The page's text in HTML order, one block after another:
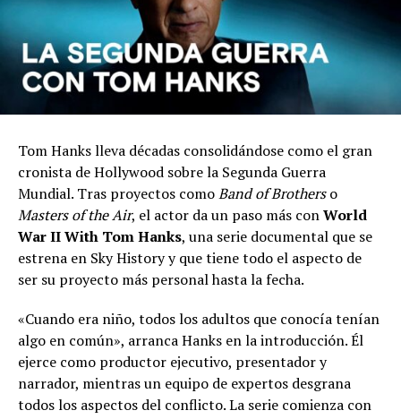
Tom Hanks lleva décadas consolidándose como el gran
cronista de Hollywood sobre la Segunda Guerra
Mundial. Tras proyectos comoBand of Brotherso
Masters of the Air, el actor da un paso más conWorld
War II With Tom Hanks, una serie documental que se
estrena en Sky History y que tiene todo el aspecto de
ser su proyecto más personal hasta la fecha.
«Cuando era niño, todos los adultos que conocía tenían
algo en común», arranca Hanks en la introducción. Él
ejerce como productor ejecutivo, presentador y
narrador, mientras un equipo de expertos desgrana
todos los aspectos del conflicto. La serie comienza con